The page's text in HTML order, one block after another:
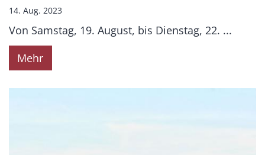
14. Aug. 2023
Von Samstag, 19. August, bis Dienstag, 22. ...
Mehr